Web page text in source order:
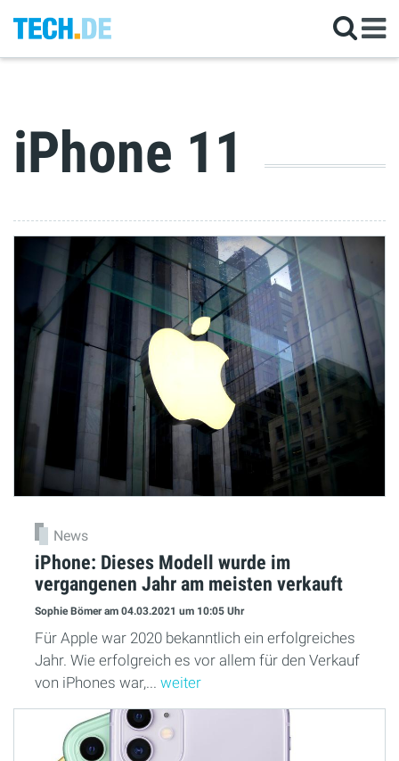
iPhone 11
News
iPhone: Dieses Modell wurde im
vergangenen Jahr am meisten verkauft
Sophie Bömeram 04.03.2021 um 10:05 Uhr
Für Apple war 2020 bekanntlich ein erfolgreiches
Jahr. Wie erfolgreich es vor allem für den Verkauf
von iPhones war,... weiter